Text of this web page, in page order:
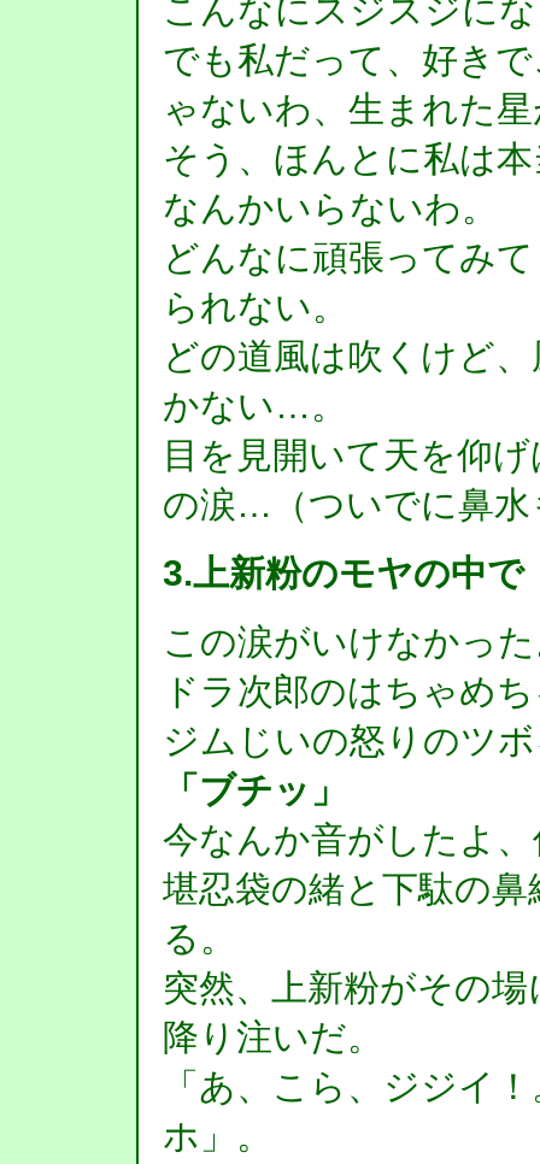
こんなにスジスジに
でも私だって、好き
ゃないわ、生まれた
そう、ほんとに私は
なんかいらないわ。
どんなに頑張ってみ
られない。
どの道風は吹くけど
かない…。
目を見開いて天を仰
の涙…（ついでに鼻水
3.上新粉のモヤの中で
この涙がいけなかっ
ドラ次郎のはちゃめ
ジムじいの怒りのツ
「ブチッ」
今なんか音がしたよ
堪忍袋の緒と下駄の
る。
突然、上新粉がその
降り注いだ。
「あ、こら、ジジイ
ホ」。